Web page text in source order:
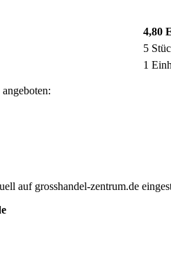
4,80
5
1
auf grosshandel-zentrum.de